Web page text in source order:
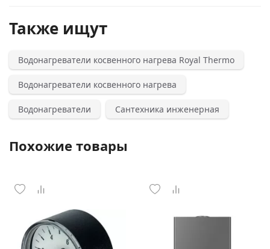
Также ищут
Водонагреватели косвенного нагрева Royal Thermo
Водонагреватели косвенного нагрева
Водонагреватели Сантехника инженерная
Похожие товары